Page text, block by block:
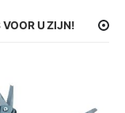
VOOR U ZIJN!